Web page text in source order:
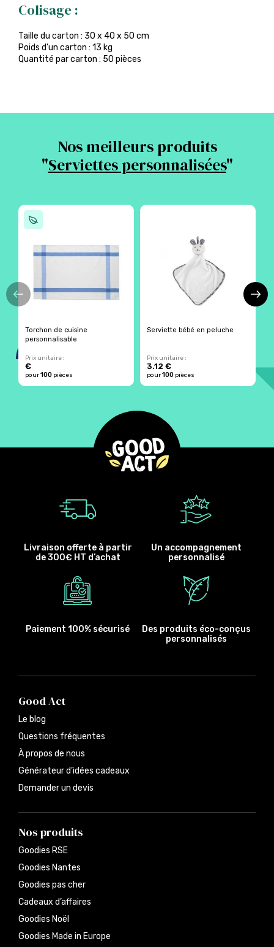
Colisage :
Taille du carton : 30 x 40 x 50 cm
Poids d’un carton : 13 kg
Quantité par carton : 50 pièces
Nos meilleurs produits
"Serviettes personnalisées"
Torchon de cuisine
personnalisable
Prix unitaire :
€
pour100 pièces
Serviette bébé en peluche
Prix unitaire :
3.12 €
pour100 pièces
Livraison offerte à partir
de 300€ HT d’achat
Un accompagnement
personnalisé
Paiement 100% sécurisé
Des produits éco-conçus
personnalisés
Good Act
Le blog
Questions fréquentes
À propos de nous
Générateur d’idées cadeaux
Demander un devis
Nos produits
Goodies RSE
Goodies Nantes
Goodies pas cher
Cadeaux d’affaires
Goodies Noël
Goodies Made in Europe